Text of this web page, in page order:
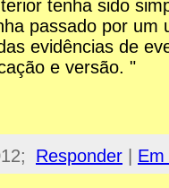
tenha sido
passado por um
evidências de
e versão. "
Responder